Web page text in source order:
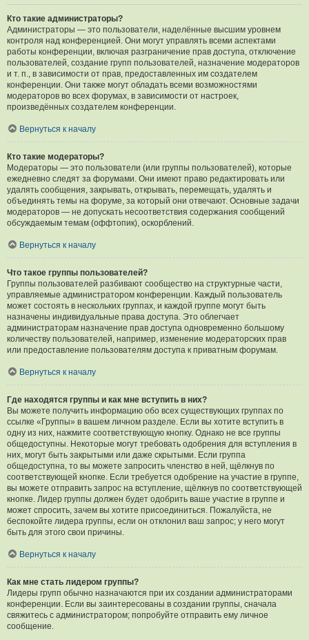
Кто такие администраторы?
Администраторы — это пользователи, наделённые высшим уровнем
контроля над конференцией. Они могут управлять всеми аспектами
работы конференции, включая разграничение прав доступа, отключение
пользователей, создание групп пользователей, назначение модераторов
и т. п., в зависимости от прав, предоставленных им создателем
конференции. Они также могут обладать всеми возможностями
модераторов во всех форумах, в зависимости от настроек,
произведённых создателем конференции.
Вернуться к началу
Кто такие модераторы?
Модераторы — это пользователи (или группы пользователей), которые
ежедневно следят за форумами. Они имеют право редактировать или
удалять сообщения, закрывать, открывать, перемещать, удалять и
объединять темы на форуме, за который они отвечают. Основные задачи
модераторов — не допускать несоответствия содержания сообщений
обсуждаемым темам (оффтопик), оскорблений.
Вернуться к началу
Что такое группы пользователей?
Группы пользователей разбивают сообщество на структурные части,
управляемые администратором конференции. Каждый пользователь
может состоять в нескольких группах, и каждой группе могут быть
назначены индивидуальные права доступа. Это облегчает
администраторам назначение прав доступа одновременно большому
количеству пользователей, например, изменение модераторских прав
или предоставление пользователям доступа к приватным форумам.
Вернуться к началу
Где находятся группы и как мне вступить в них?
Вы можете получить информацию обо всех существующих группах по
ссылке «Группы» в вашем личном разделе. Если вы хотите вступить в
одну из них, нажмите соответствующую кнопку. Однако не все группы
общедоступны. Некоторые могут требовать одобрения для вступления в
них, могут быть закрытыми или даже скрытыми. Если группа
общедоступна, то вы можете запросить членство в ней, щёлкнув по
соответствующей кнопке. Если требуется одобрение на участие в группе,
вы можете отправить запрос на вступление, щёлкнув по соответствующей
кнопке. Лидер группы должен будет одобрить ваше участие в группе и
может спросить, зачем вы хотите присоединиться. Пожалуйста, не
беспокойте лидера группы, если он отклонил ваш запрос; у него могут
быть для этого свои причины.
Вернуться к началу
Как мне стать лидером группы?
Лидеры групп обычно назначаются при их создании администраторами
конференции. Если вы заинтересованы в создании группы, сначала
свяжитесь с администратором; попробуйте отправить ему личное
сообщение.